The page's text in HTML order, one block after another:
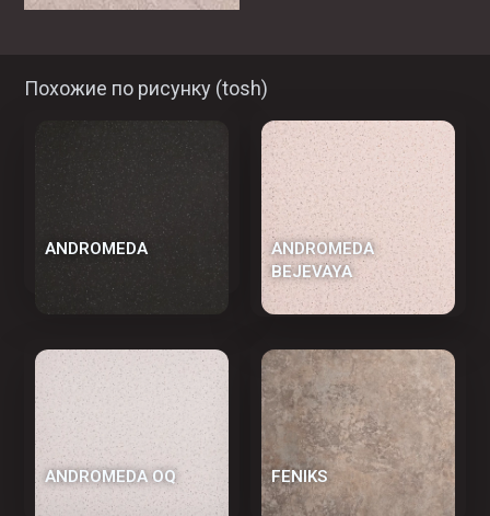
Похожие по рисунку (tosh)
ANDROMEDA
ANDROMEDA
BEJEVAYA
ANDROMEDA OQ FENIKS